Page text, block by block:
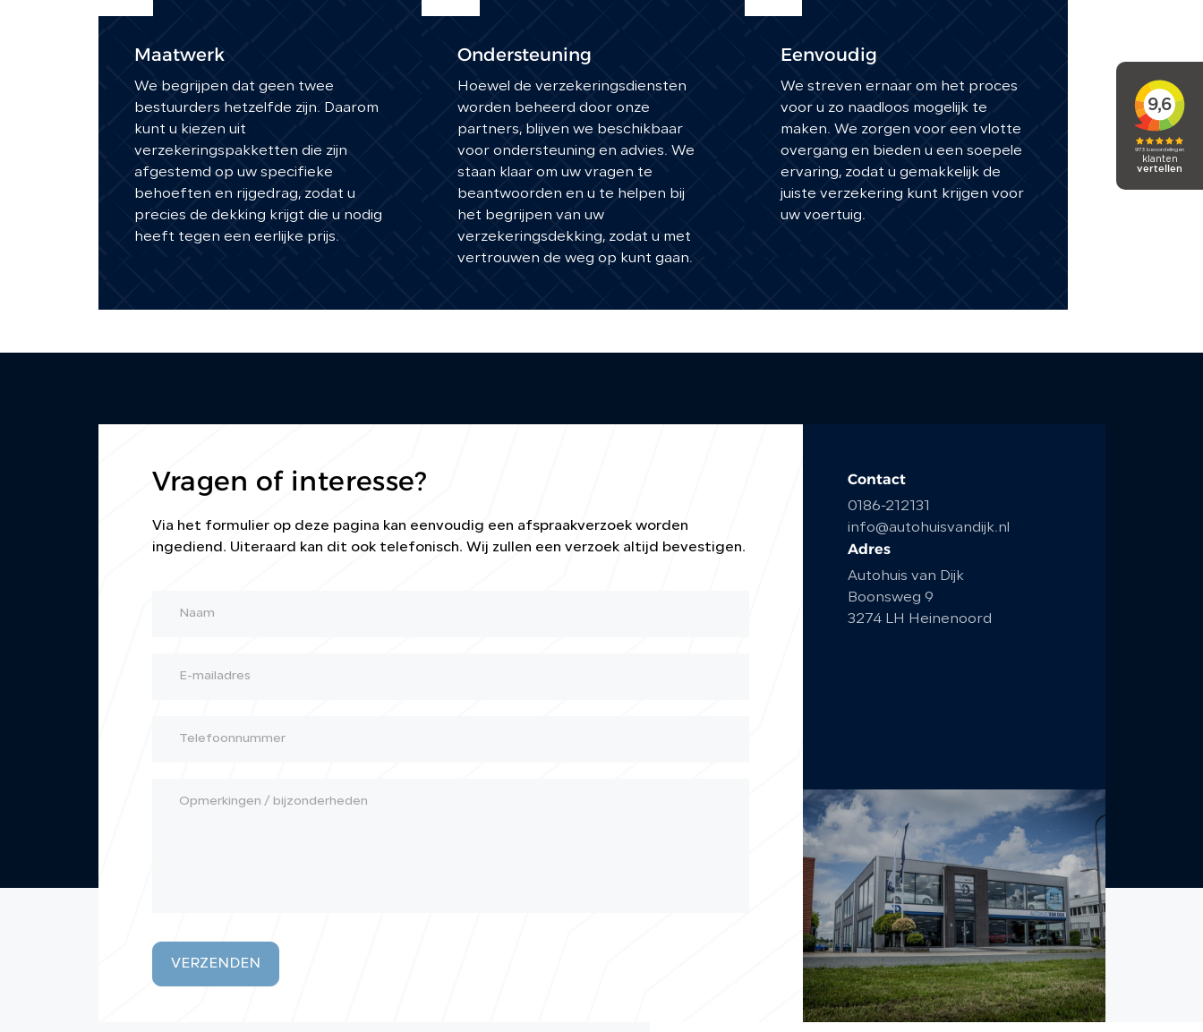
Maatwerk
We begrijpen dat geen twee
bestuurders hetzelfde zijn. Daarom
kunt u kiezen uit
verzekeringspakketten die zijn
afgestemd op uw specifieke
behoeften en rijgedrag, zodat u
precies de dekking krijgt die u nodig
heeft tegen een eerlijke prijs.
Ondersteuning
Hoewel de verzekeringsdiensten
worden beheerd door onze
partners, blijven we beschikbaar
voor ondersteuning en advies. We
staan klaar om uw vragen te
beantwoorden en u te helpen bij
het begrijpen van uw
verzekeringsdekking, zodat u met
vertrouwen de weg op kunt gaan.
Eenvoudig
We streven ernaar om het proces
voor u zo naadloos mogelijk te
maken. We zorgen voor een vlotte
overgang en bieden u een soepele
ervaring, zodat u gemakkelijk de
juiste verzekering kunt krijgen voor
uw voertuig.
Vragen of interesse?
Via het formulier op deze pagina kan eenvoudig een afspraakverzoek worden
ingediend. Uiteraard kan dit ook telefonisch. Wij zullen een verzoek altijd bevestigen.
VERZENDEN
Contact
0186-212131
info@autohuisvandijk.nl
Adres
Autohuis van Dijk
Boonsweg 9
3274 LH Heinenoord